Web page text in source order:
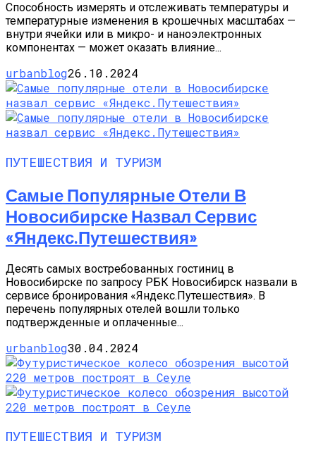
Способность измерять и отслеживать температуры и
температурные изменения в крошечных масштабах —
внутри ячейки или в микро- и наноэлектронных
компонентах — может оказать влияние...
urbanblog26.10.2024
ПУТЕШЕСТВИЯ И ТУРИЗМ
Самые Популярные Отели В
Новосибирске Назвал Сервис
«Яндекс.Путешествия»
Десять самых востребованных гостиниц в
Новосибирске по запросу РБК Новосибирск назвали в
сервисе бронирования «Яндекс.Путешествия». В
перечень популярных отелей вошли только
подтвержденные и оплаченные...
urbanblog30.04.2024
ПУТЕШЕСТВИЯ И ТУРИЗМ